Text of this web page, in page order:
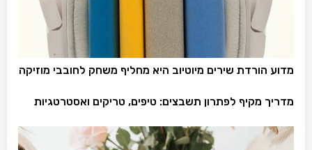
מדוע הורדת שירים מיוטיוב היא מחליף משחק לחובבי מוזיקה
מדריך מקיף לפתרון תשבצים: טיפים, טריקים ואסטרטגיות